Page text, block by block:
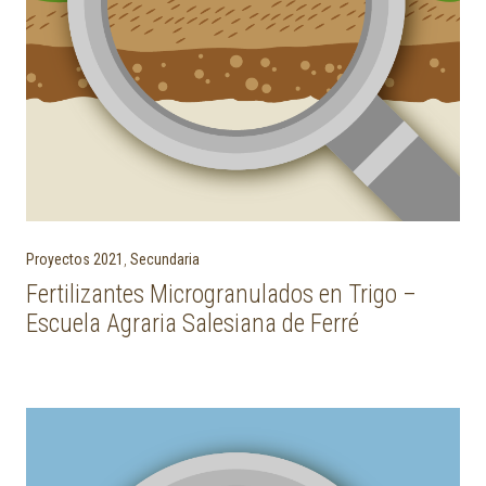
Proyectos 2021 Secundaria
Fertilizantes Microgranulados en Trigo –
Escuela Agraria Salesiana de Ferré